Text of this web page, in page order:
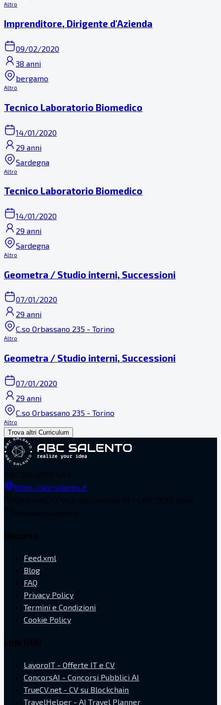
Altro
Imprenditore, Dirigente d'Azienda
09/02/2020
38 anni
bergamo
Altro
Tecnico Laboratorio Biomedico
14/01/2020
29 anni
Sardegna
Altro
Tecnico Laboratorio Biomedico
14/01/2020
29 anni
Sardegna
Altro
Geometra / Studio interni, Successioni
07/01/2020
29 anni
C.so Orbassano 235 - Torino
Altro
Geometra / Studio interni, Successioni
07/01/2020
29 anni
C.so Orbassano 235 - Torino
Altro
Trova altri Curriculum
https://abcsalento.it
Feed.xml
Blog
FAQ
Privacy Policy
Termini e Condizioni
Cookie Policy
LavoroIT - Offerte IT e CV
ConcorsAI - Concorsi Pubblici AI
TrueCV.net - CV su Blockchain
TravelHelper - AI Travel Planner